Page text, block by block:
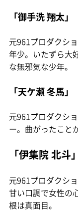
「御手洗 翔太」
元961プロダクシ
年少。いたずら大
な無邪気な少年。
「天ケ瀬 冬馬」
元961プロダクシ
ー。曲がったこと
「伊集院 北斗」
元961プロダクシ
甘い口調で女性の
根は真面目。